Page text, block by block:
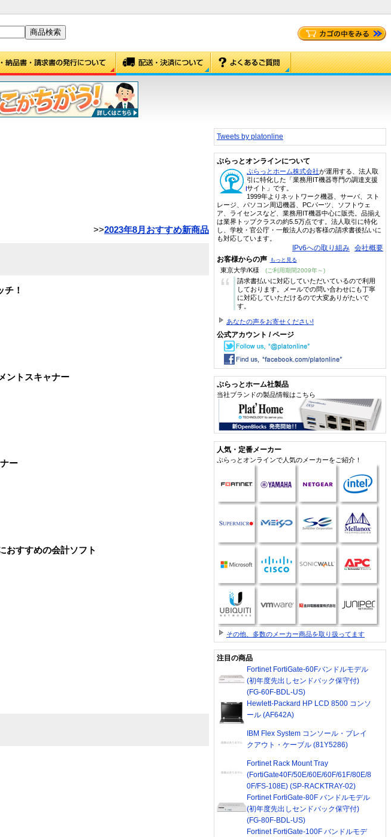
>>2023年8月おすすめ新商品
！
ントスキャナー
ー
おすすめの会計ソフト
Tweets by platonline
ぷらっとオンラインについて
ぷらっとホーム株式会社が運用する、法人取
引に特化した「業務用IT機器専門の調達支援
サイト」です。
1999年よりネットワーク機器、サーバ、スト
レージ、パソコン周辺機器、PCパーツ、ソフトウェ
ア、ライセンスなど、業務用IT機器中心に販売。品揃え
は業界トップクラスの約5.5万点です。法人取引に特化
し、学校・官公庁・一般法人のお客様の請求書後払いに
も対応しています。
IPv6への取り組み 会社概要
お客様からの声 もっと見る
東京大学/K様 (ご利用期間2009年～)
“
請求書払いに対応していただいているので利用
しております。メールでの問い合わせにも丁寧
に対応していただけるので大変ありがたいで
す。
あなたの声をお寄せください!
公式アカウント / ページ
ぷらっとホーム社製品
当社ブランドの製品情報はこちら
人気・定番メーカー
ぷらっとオンラインで人気のメーカーをご紹介！
その他、多数のメーカー商品を取り扱ってます
注目の商品
Fortinet FortiGate-60Fバンドルモデル
(初年度先出しセンドバック保守付)
(FG-60F-BDL-US)
Hewlett-Packard HP LCD 8500 コンソ
ール (AF642A)
IBM Flex System コンソール・ブレイ
クアウト・ケーブル (81Y5286)
Fortinet Rack Mount Tray
(FortiGate40F/50E/60E/60F/61F/80E/8
0F/FS-108E) (SP-RACKTRAY-02)
Fortinet FortiGate-80F バンドルモデル
(初年度先出しセンドバック保守付)
(FG-80F-BDL-US)
Fortinet FortiGate-100F バンドルモデ